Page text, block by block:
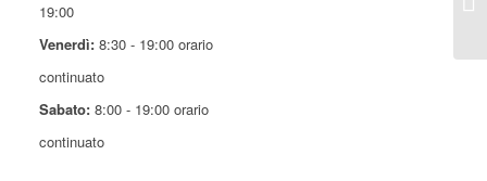
19:00
Venerdì: 8:30 - 19:00 orario
continuato
Sabato: 8:00 - 19:00 orario
continuato